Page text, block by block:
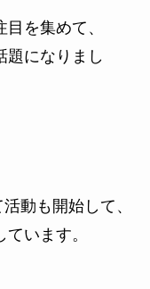
目を集めて、
題になりまし
動も開始して、
います。